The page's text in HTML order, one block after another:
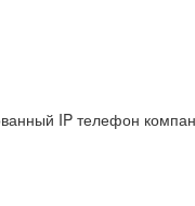
IP телефон